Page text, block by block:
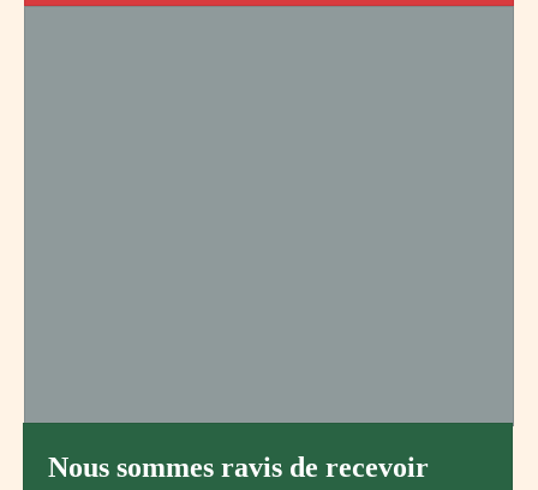
Nous sommes ravis de recevoir